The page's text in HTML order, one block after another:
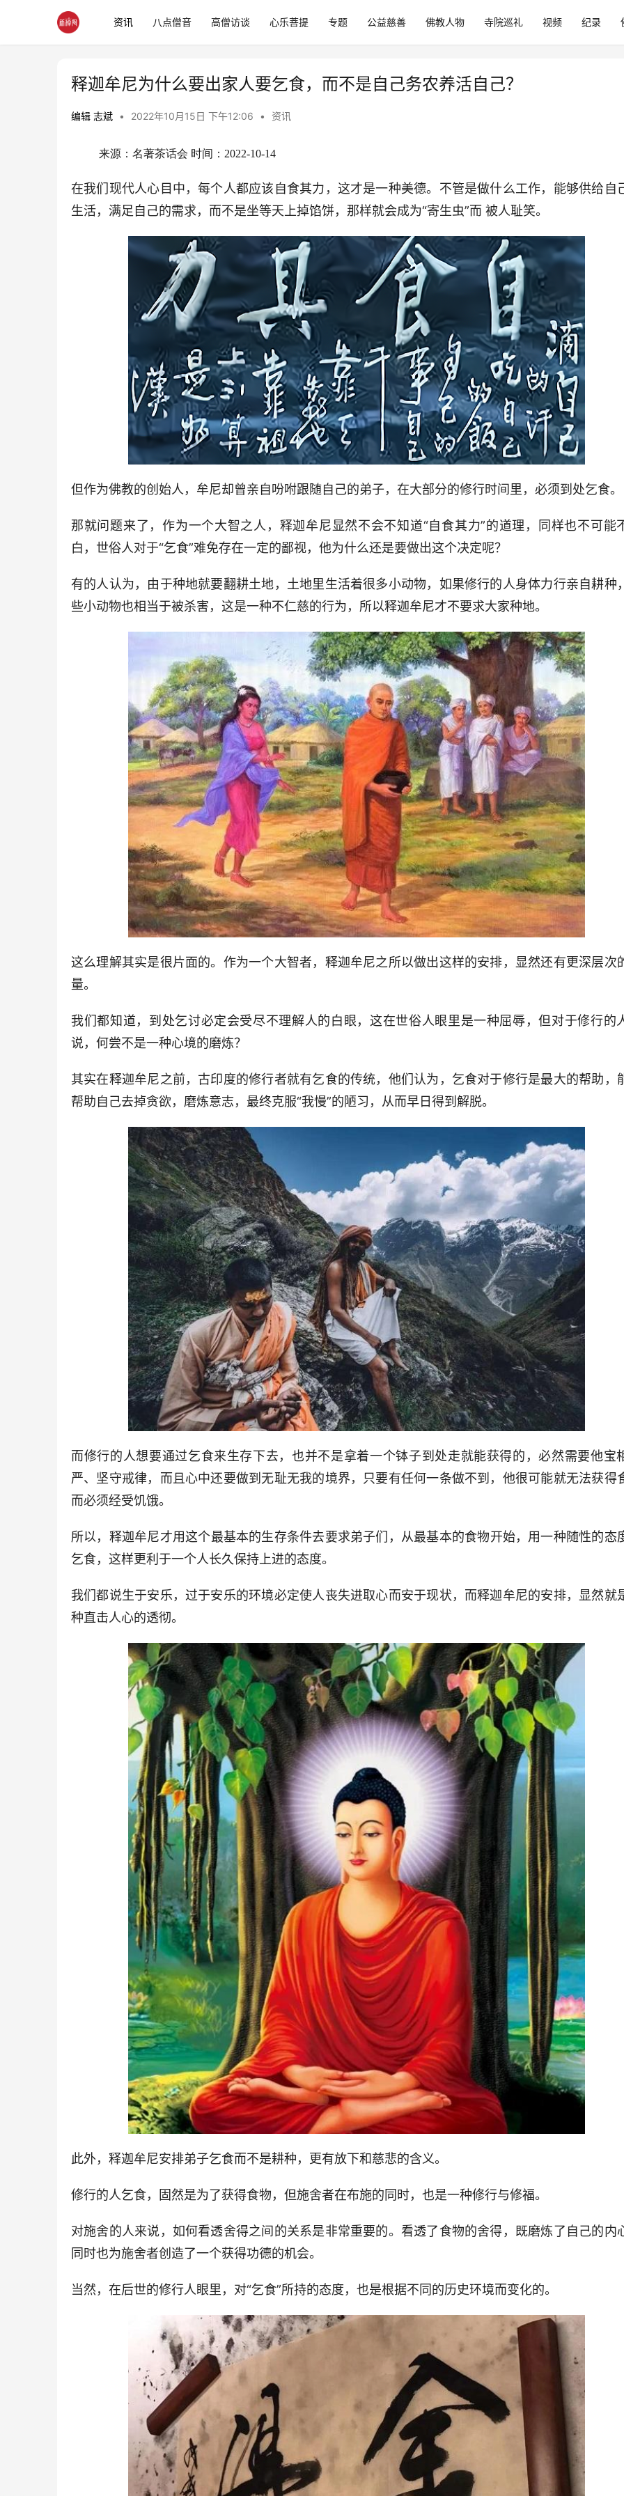
资讯 八点僧音 高僧访谈 心乐菩提 专题 公益慈善 佛教人物 寺院巡礼 视频 纪录
释迦牟尼为什么要出家人要乞食，而不是自己务农养活自己？
编辑 志斌 • 2022年10月15日 下午12:06 • 资讯
来源：名著茶话会 时间： 2022-10-14
在我们现代人心目中，每个人都应该自食其力，这才是一种美德。不管是做什么工作，能够供给自
生活，满足自己的需求，而不是坐等天上掉馅饼，那样就会成为“寄生虫”而 被人耻笑。
但作为佛教的创始人，牟尼却曾亲自吩咐跟随自己的弟子，在大部分的修行时间里，必须到处乞食。
那就问题来了，作为一个大智之人，释迦牟尼显然不会不知道“自食其力”的道理，同样也不可能
白，世俗人对于“乞食”难免存在一定的鄙视，他为什么还是要做出这个决定呢？
有的人认为，由于种地就要翻耕土地，土地里生活着很多小动物，如果修行的人身体力行亲自耕种
些小动物也相当于被杀害，这是一种不仁慈的行为，所以释迦牟尼才不要求大家种地。
这么理解其实是很片面的。作为一个大智者，释迦牟尼之所以做出这样的安排，显然还有更深层次
量。
我们都知道，到处乞讨必定会受尽不理解人的白眼，这在世俗人眼里是一种屈辱，但对于修行的
说，何尝不是一种心境的磨炼？
其实在释迦牟尼之前，古印度的修行者就有乞食的传统，他们认为，乞食对于修行是最大的帮助，
帮助自己去掉贪欲， 磨炼意志，最终克服“我慢”的陋习，从而早日得到解脱。
而修行的人想要通过乞食来生存下去，也并不是拿着一个钵子到处走就能获得的，必然需要他宝
严、坚守戒律，而且心中还要做到无耻无我的境界，只要有任何一条做不到，他很可能就无法获得
而必须经受饥饿。
所以，释迦牟尼才用这个最基本的生存条件去要求弟子们，从最基本的食物开始，用一种随性的态
乞食，这样更利于一个人长久保持上进的态度。
我们都说生于安乐，过于安乐的环境必定使人丧失进取心而安于现状，而释迦牟尼的安排，显然就
种直击人心的透彻。
此外，释迦牟尼安排弟子乞食而不是耕种，更有放下和慈悲的含义。
修行的人乞食，固然是为了获得食物，但施舍者在布施的同时，也是一种修行与修福。
对施舍的人来说，如何看透舍得之间的关系是非常重要的。看透了食物的舍得， 既磨炼了自己的内
同时也为施舍者创造了一个获得功德的机会。
当然，在后世的修行人眼里，对“乞食”所持的态度，也是根据不同的历史环境而变化的。